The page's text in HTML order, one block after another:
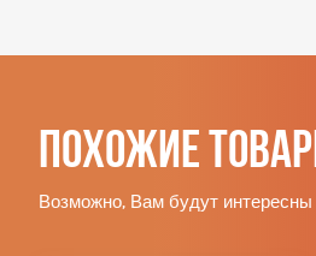
Похожие
Возможно, Вам будут